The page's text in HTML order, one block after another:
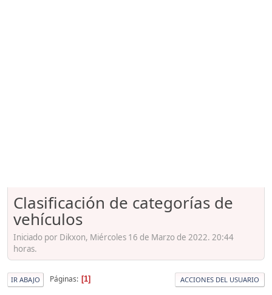
Clasificación de categorías de
vehículos
Iniciado por Dikxon, Miércoles 16 de Marzo de 2022. 20:44
horas.
IR ABAJO Páginas 1 ACCIONES DEL USUARIO